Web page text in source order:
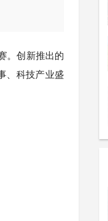
。创新推出的
、科技产业盛